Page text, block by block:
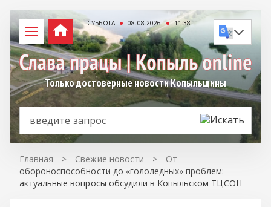
СУББОТА 08.08.2026 11:38
Только достоверные новости Копыльщины
Главная > Свежие новости >
От
обороноспособности до «гололедных» проблем:
актуальные вопросы обсудили в Копыльском ТЦСОН